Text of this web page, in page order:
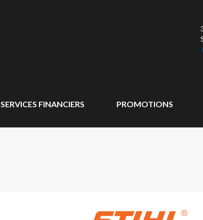
SERVICES FINANCIERS PROMOTIONS